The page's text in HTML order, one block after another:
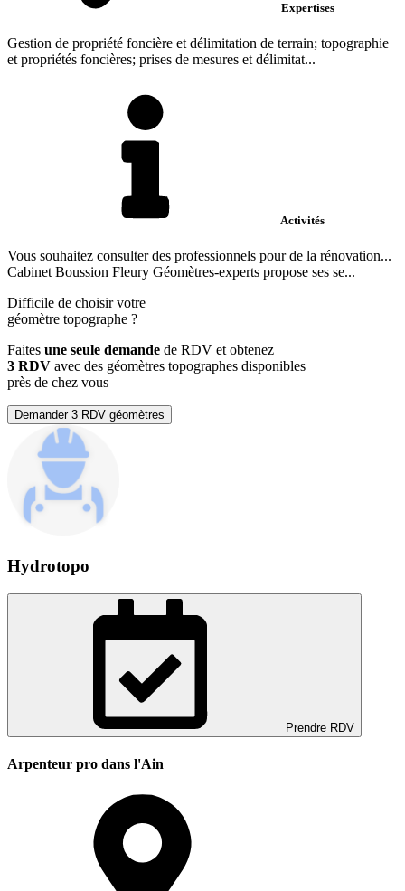
Expertises
Gestion de propriété foncière et délimitation de terrain; topographie
et propriétés foncières; prises de mesures et délimitat...
Activités
Vous souhaitez consulter des professionnels pour de la rénovation...
Cabinet Boussion Fleury Géomètres-experts propose ses se...
Difficile de choisir votre
géomètre topographe ?
Faites une seule demande de RDV et obtenez
3 RDV avec des géomètres topographes disponibles
près de chez vous
Demander 3 RDV géomètres
Hydrotopo
Prendre RDV
Arpenteur pro dans l'Ain